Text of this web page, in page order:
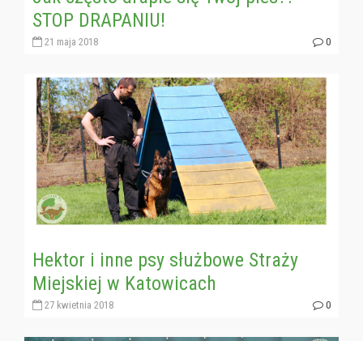
STOP DRAPANIU!
21 maja 2018 0
Hektor i inne psy służbowe Straży
Miejskiej w Katowicach
27 kwietnia 2018 0